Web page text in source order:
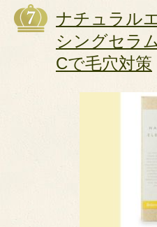
ナチュラル
シングセラ
Cで毛穴対策